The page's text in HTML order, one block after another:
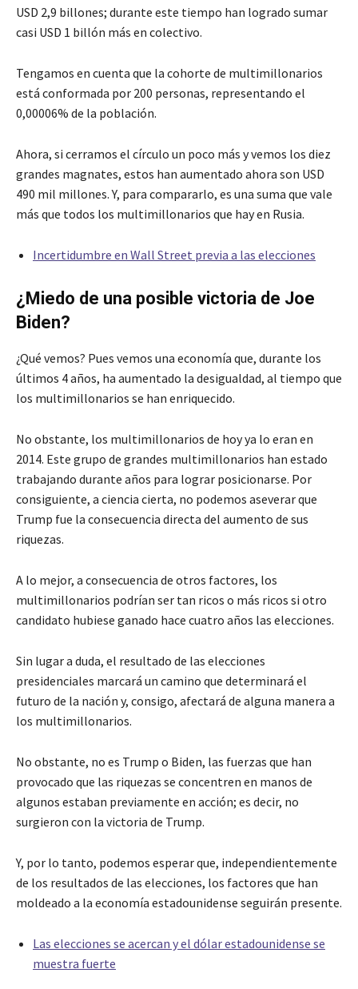
USD 2,9 billones; durante este tiempo han logrado sumar
casi USD 1 billón más en colectivo.
Tengamos en cuenta que la cohorte de multimillonarios
está conformada por 200 personas, representando el
0,00006% de la población.
Ahora, si cerramos el círculo un poco más y vemos los diez
grandes magnates, estos han aumentado ahora son USD
490 mil millones. Y, para compararlo, es una suma que vale
más que todos los multimillonarios que hay en Rusia.
Incertidumbre en Wall Street previa a las elecciones
¿Miedo de una posible victoria de Joe
Biden?
¿Qué vemos? Pues vemos una economía que, durante los
últimos 4 años, ha aumentado la desigualdad, al tiempo que
los multimillonarios se han enriquecido.
No obstante, los multimillonarios de hoy ya lo eran en
2014. Este grupo de grandes multimillonarios han estado
trabajando durante años para lograr posicionarse. Por
consiguiente, a ciencia cierta, no podemos aseverar que
Trump fue la consecuencia directa del aumento de sus
riquezas.
A lo mejor, a consecuencia de otros factores, los
multimillonarios podrían ser tan ricos o más ricos si otro
candidato hubiese ganado hace cuatro años las elecciones.
Sin lugar a duda, el resultado de las elecciones
presidenciales marcará un camino que determinará el
futuro de la nación y, consigo, afectará de alguna manera a
los multimillonarios.
No obstante, no es Trump o Biden, las fuerzas que han
provocado que las riquezas se concentren en manos de
algunos estaban previamente en acción; es decir, no
surgieron con la victoria de Trump.
Y, por lo tanto, podemos esperar que, independientemente
de los resultados de las elecciones, los factores que han
moldeado a la economía estadounidense seguirán presente.
Las elecciones se acercan y el dólar estadounidense se
muestra fuerte